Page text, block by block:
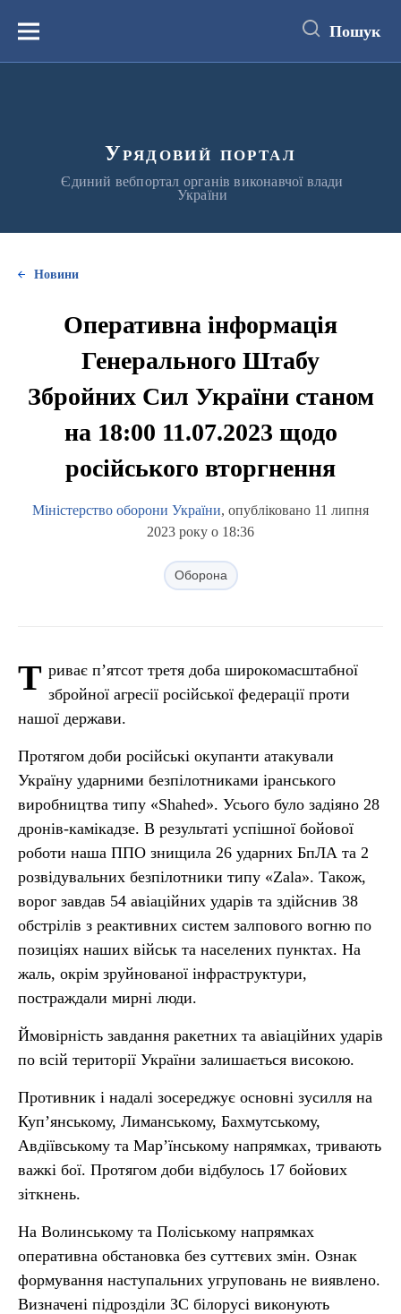
вмістуМеню Пошук
Урядовий портал
Єдиний вебпортал органів виконавчої влади
України
Новини
Оперативна інформація
Генерального Штабу
Збройних Сил України станом
на 18:00 11.07.2023 щодо
російського вторгнення
Міністерство оборони України, опубліковано 11 липня
2023 року о 18:36
Оборона
Т риває п’ятсот третя доба широкомасштабної
збройної агресії російської федерації проти
нашої держави.
Протягом доби російські окупанти атакували
Україну ударними безпілотниками іранського
виробництва типу «Shahed». Усього було задіяно 28
дронів-камікадзе. В результаті успішної бойової
роботи наша ППО знищила 26 ударних БпЛА та 2
розвідувальних безпілотники типу «Zala». Також,
ворог завдав 54 авіаційних ударів та здійснив 38
обстрілів з реактивних систем залпового вогню по
позиціях наших військ та населених пунктах. На
жаль, окрім зруйнованої інфраструктури,
постраждали мирні люди.
Ймовірність завдання ракетних та авіаційних ударів
по всій території України залишається високою.
Противник і надалі зосереджує основні зусилля на
Куп’янському, Лиманському, Бахмутському,
Авдіївському та Мар’їнському напрямках, тривають
важкі бої. Протягом доби відбулось 17 бойових
зіткнень.
На Волинському та Поліському напрямках
оперативна обстановка без суттєвих змін. Ознак
формування наступальних угруповань не виявлено.
Визначені підрозділи ЗС білорусі виконують